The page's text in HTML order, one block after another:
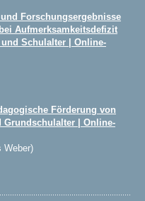
Forschungsergebnisse
Aufmerksamkeitsdefizit
Schulalter | Online-
Förderung von
Grundschulalter | Online-
Weber)